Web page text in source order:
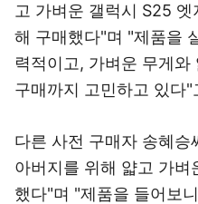
고 가벼운 갤럭시 S25
해 구매했다"며 "제품을
력적이고, 가벼운 무게
구매까지 고민하고 있다"
다른 사전 구매자 송혜승
아버지를 위해 얇고 가
했다"며 "제품을 들어보